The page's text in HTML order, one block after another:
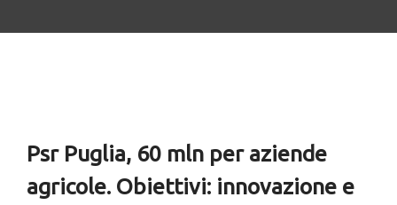
Psr Puglia, 60 mln per aziende
agricole. Obiettivi: innovazione e